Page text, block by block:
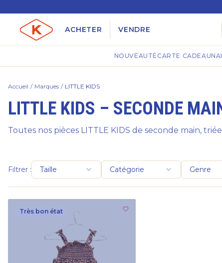
ACHETER VENDRE
NOUVEAUTÉ CARTE CADEAU
Accueil / Marques / LITTLE KIDS
LITTLE KIDS – SECONDE
Toutes nos pièces LITTLE KIDS de seconde main,
Filtrer : Taille Catégorie Genre
Très bon état